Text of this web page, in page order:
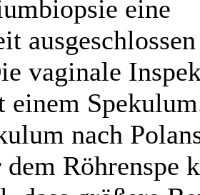
eine
ausgeschlossen
vaginale
nach
dem Röhrenspe